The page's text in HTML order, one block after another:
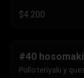
$4.200
#40
Pollo teriyaki y